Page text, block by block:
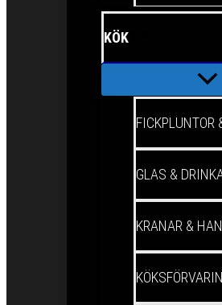
KÖK
FICKPLUNTOR
GLAS &
KRANAR &